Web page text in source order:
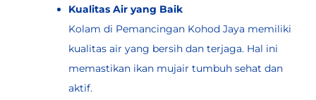
Kualitas Air yang Baik
Kolam di Pemancingan Kohod Jaya memiliki
kualitas air yang bersih dan terjaga. Hal ini
memastikan ikan mujair tumbuh sehat dan
aktif.